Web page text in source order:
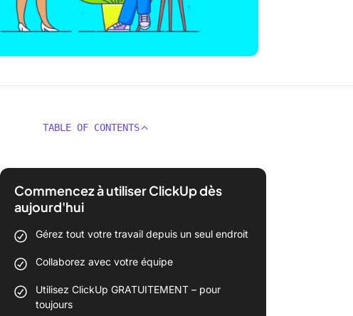
TABLE OF CONTENTS
Commencez à utiliser ClickUp dès
aujourd'hui
Gérez tout votre travail depuis un seul endroit
Collaborez avec votre équipe
Utilisez ClickUp GRATUITEMENT – pour
toujours